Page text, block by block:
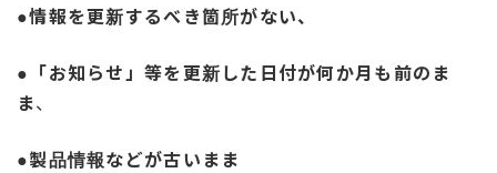
●情報を更新するべき箇所がない、
●「お知らせ」等を更新した日付が何か月も前のま
ま、
●製品情報などが古いまま